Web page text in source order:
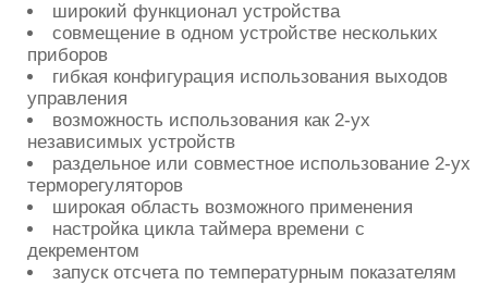
широкий функционал устройства
совмещение в одном устройстве нескольких
приборов
гибкая конфигурация использования выходов
управления
возможность использования как 2-ух
независимых устройств
раздельное или совместное использование 2-ух
терморегуляторов
широкая область возможного применения
настройка цикла таймера времени с
декрементом
запуск отсчета по температурным показателям